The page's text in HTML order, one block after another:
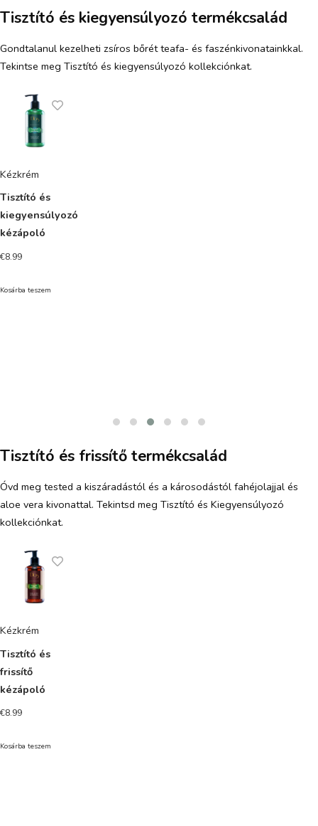
Tisztító és kiegyensúlyozó termékcsalád
Gondtalanul kezelheti zsíros bőrét teafa- és faszénkivonatainkkal.
Tekintse meg Tisztító és kiegyensúlyozó kollekciónkat.
Kézkrém
Tisztító és
kiegyensúlyozó
kézápoló
€8.99
Kosárba teszem
Tisztító és frissítő termékcsalád
Óvd meg tested a kiszáradástól és a károsodástól fahéjolajjal és
aloe vera kivonattal. Tekintsd meg Tisztító és Kiegyensúlyozó
kollekciónkat.
Kézkrém
Tisztító és
frissítő
kézápoló
€8.99
Kosárba teszem